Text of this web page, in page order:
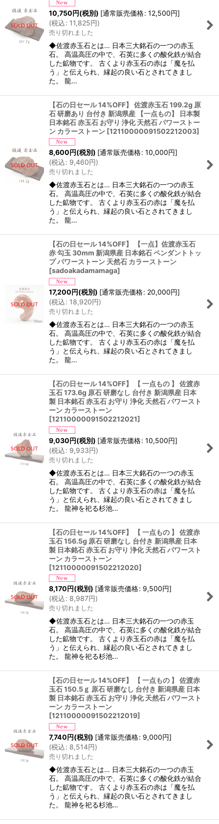
10,750円(税別) [通常販売価格: 12,500円]
(税込: 11,825円)
売り切れました
◆佐渡赤玉石とは… 日本三大銘石の一つの赤玉
石。 高温高圧の中で、石英に多くの酸化鉄が結合
した鉱物です。 古くより赤玉石の赤は「魔を払
う」と伝えられ、縁起の良い石とされてきまし
た。 龍…
【石の日セール 14%OFF】 佐渡赤玉石 199.2g 原
石 研磨あり 台付き 新潟県産 【一点もの】 日本製
日本銘石 赤玉石 お守り 浄化 天然石 パワーストー
ン カラーストーン [12110000091502212003]
8,600円(税別) [通常販売価格: 10,000円]
(税込: 9,460円)
売り切れました
◆佐渡赤玉石とは… 日本三大銘石の一つの赤玉
石。 高温高圧の中で、石英に多くの酸化鉄が結合
した鉱物です。 古くより赤玉石の赤は「魔を払
う」と伝えられ、縁起の良い石とされてきまし
た。 龍…
【石の日セール 14%OFF】 【一点】佐渡赤玉石
赤 勾玉 30mm 新潟県産 日本銘石 ペンダントトッ
プ パワーストーン 天然石 カラーストーン
[sadoakadamamaga]
17,200円(税別) [通常販売価格: 20,000円]
(税込: 18,920円)
売り切れました
◆佐渡赤玉石とは… 日本三大銘石の一つの赤玉
石。 高温高圧の中で、石英に多くの酸化鉄が結合
した鉱物です。 古くより赤玉石の赤は「魔を払
う」と伝えられ、縁起の良い石とされてきまし
た。 龍…
【石の日セール 14%OFF】 【 一点もの 】 佐渡赤
玉石 173.6g 原石 研磨なし 台付き 新潟県産 日本
製 日本銘石 赤玉石 お守り 浄化 天然石 パワースト
ーン カラーストーン
[12110000091502212021]
9,030円(税別) [通常販売価格: 10,500円]
(税込: 9,933円)
売り切れました
◆佐渡赤玉石とは… 日本三大銘石の一つの赤玉
石。 高温高圧の中で、石英に多くの酸化鉄が結合
した鉱物です。 古くより赤玉石の赤は「魔を払
う」と伝えられ、縁起の良い石とされてきまし
た。 龍神を祀る杉池…
【石の日セール 14%OFF】 【 一点もの 】 佐渡赤
玉石 156.5g 原石 研磨なし 台付き 新潟県産 日本
製 日本銘石 赤玉石 お守り 浄化 天然石 パワースト
ーン カラーストーン
[12110000091502212020]
8,170円(税別) [通常販売価格: 9,500円]
(税込: 8,987円)
売り切れました
◆佐渡赤玉石とは… 日本三大銘石の一つの赤玉
石。 高温高圧の中で、石英に多くの酸化鉄が結合
した鉱物です。 古くより赤玉石の赤は「魔を払
う」と伝えられ、縁起の良い石とされてきまし
た。 龍神を祀る杉池…
【石の日セール 14%OFF】 【 一点もの 】 佐渡赤
玉石 150.5ｇ 原石 研磨なし 台付き 新潟県産 日本
製 日本銘石 赤玉石 お守り 浄化 天然石 パワースト
ーン カラーストーン
[12110000091502212019]
7,740円(税別) [通常販売価格: 9,000円]
(税込: 8,514円)
売り切れました
◆佐渡赤玉石とは… 日本三大銘石の一つの赤玉
石。 高温高圧の中で、石英に多くの酸化鉄が結合
した鉱物です。 古くより赤玉石の赤は「魔を払
う」と伝えられ、縁起の良い石とされてきまし
た。 龍神を祀る杉池…